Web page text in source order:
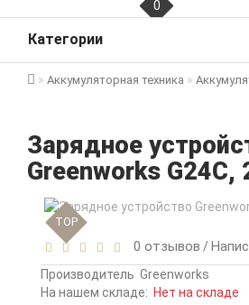
0
Категории
Аккумуляторная техника
Зарядное
Greenworks G24C,
TOP
0 отзывов /
Производитель Greenworks
На нашем складе: Нет на складе